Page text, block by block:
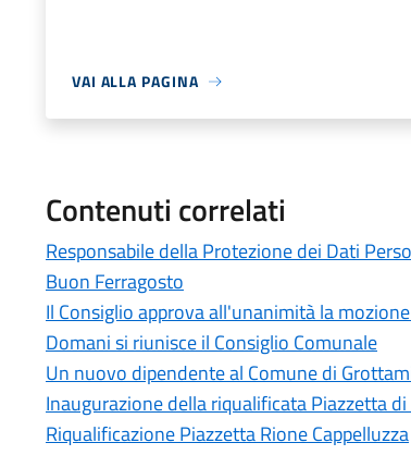
VAI ALLA PAGINA
Contenuti correlati
Responsabile della Protezione dei Dati
Buon Ferragosto
Il Consiglio approva all'unanimità la
Domani si riunisce il Consiglio Comunale
Un nuovo dipendente al Comune di
Inaugurazione della riqualificata Piazzetta di
Riqualificazione Piazzetta Rione Cappelluzza